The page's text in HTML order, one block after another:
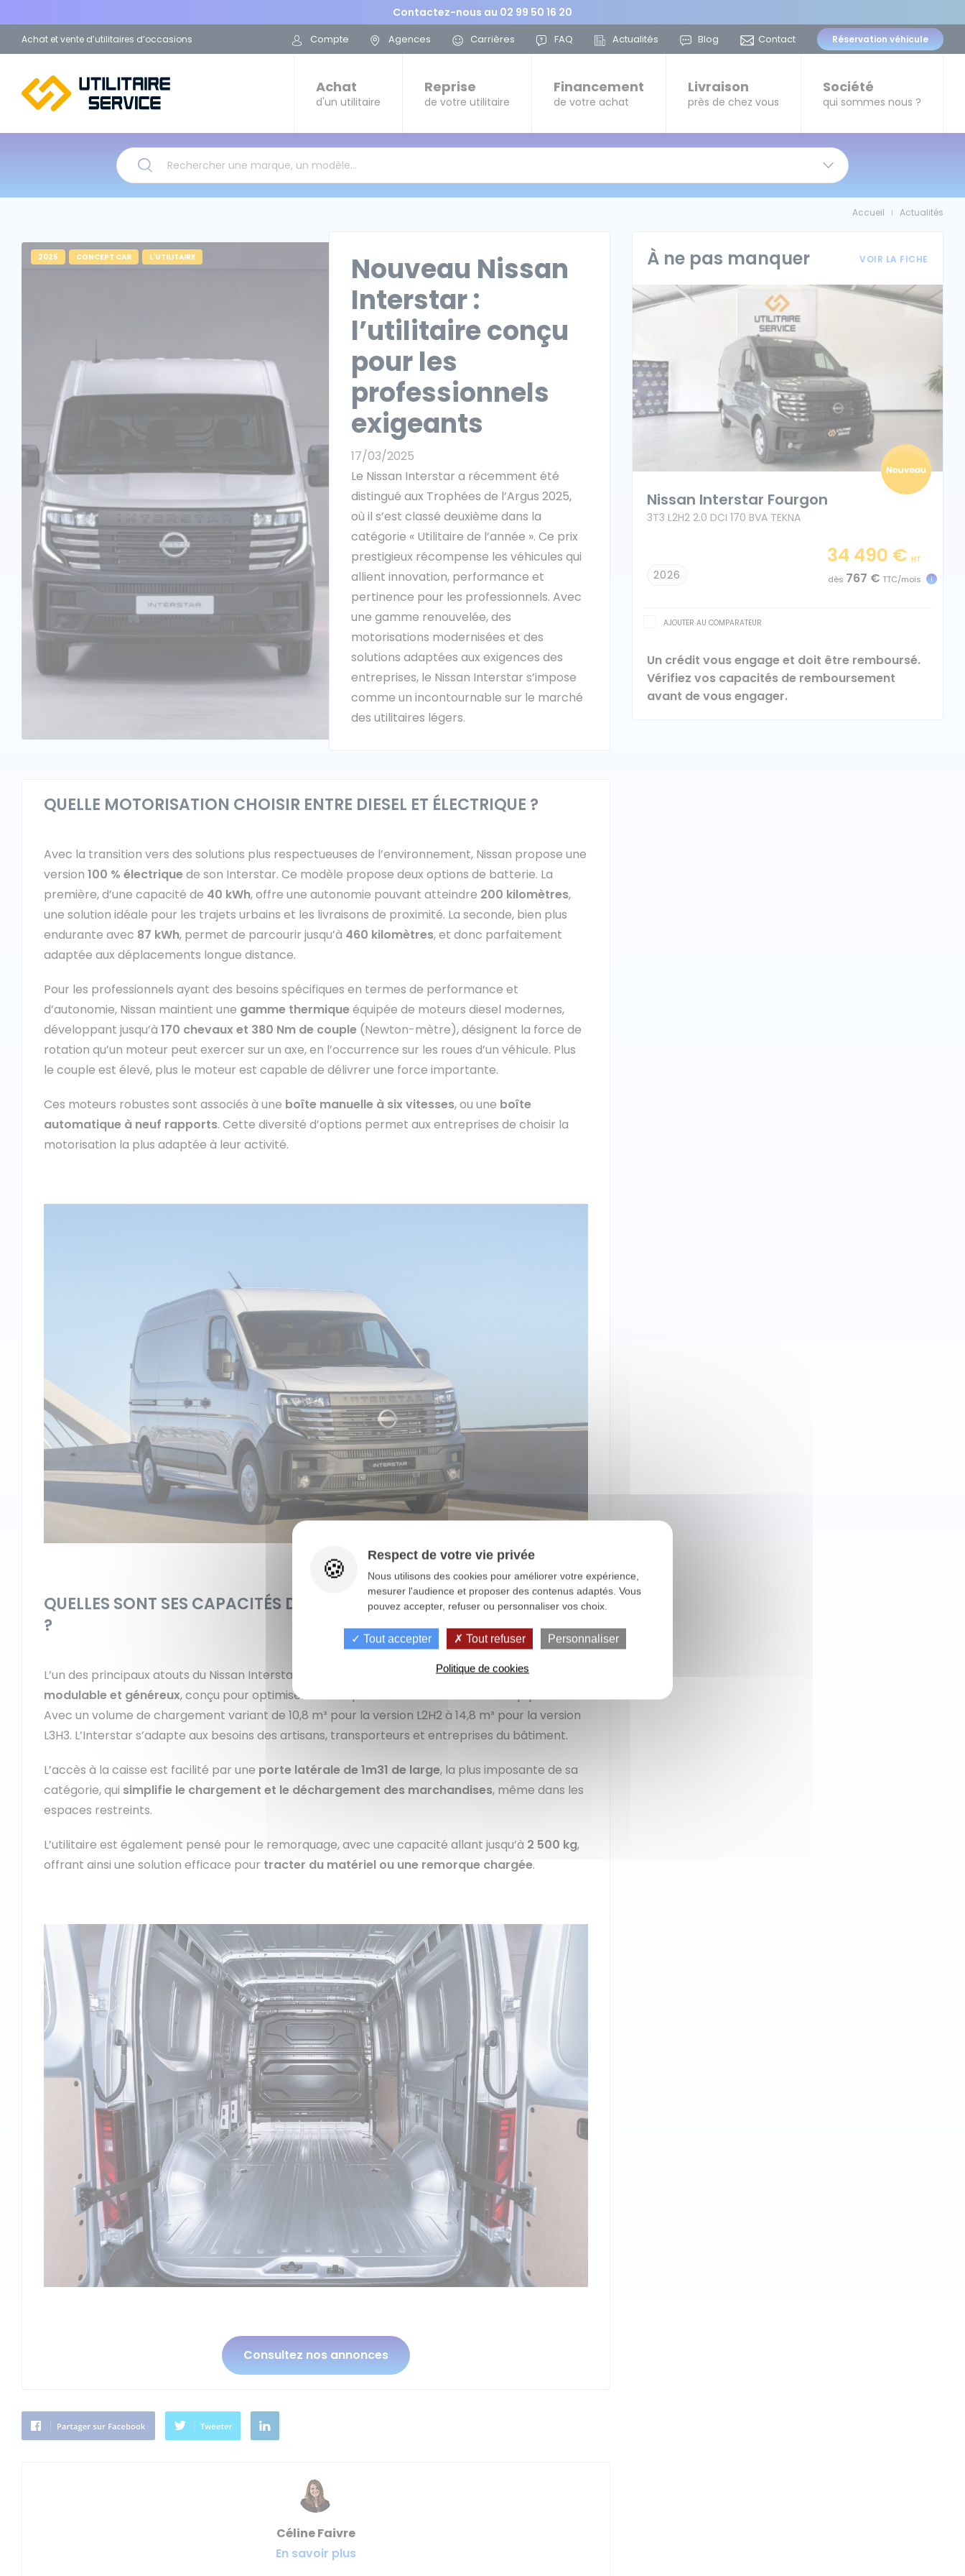
Contactez-nous au 02 99 50 16 20
Achat et vente d’utilitaires d’occasions Compte Agences Carrières FAQ Actualités Blog Contact Réservation véhicule
Achat
d'un utilitaire
Reprise
de votre utilitaire
Financement
de votre achat
Livraison
près de chez vous
Société
qui sommes nous ?
Rechercher une marque, un modèle…
Accueil Actualités
Nouveau Nissan
Interstar :
l’utilitaire conçu
pour les
professionnels
exigeants
17/03/2025
Le Nissan Interstar a récemment été
distingué aux Trophées de l’Argus 2025,
où il s’est classé deuxième dans la
catégorie « Utilitaire de l’année ». Ce prix
prestigieux récompense les véhicules qui
allient innovation, performance et
pertinence pour les professionnels. Avec
une gamme renouvelée, des
motorisations modernisées et des
solutions adaptées aux exigences des
entreprises, le Nissan Interstar s’impose
comme un incontournable sur le marché
des utilitaires légers.
2025 CONCEPT CAR L'UTILITAIRE
QUELLE MOTORISATION CHOISIR ENTRE DIESEL ET ÉLECTRIQUE ?
Avec la transition vers des solutions plus respectueuses de l’environnement, Nissan propose une
version 100 % électriquede son Interstar. Ce modèle propose deux options de batterie. La
première, d’une capacité de 40 kWh, offre une autonomie pouvant atteindre 200 kilomètres,
une solution idéale pour les trajets urbains et les livraisons de proximité. La seconde, bien plus
endurante avec 87 kWh, permet de parcourir jusqu’à 460 kilomètres, et donc parfaitement
adaptée aux déplacements longue distance.
Pour les professionnels ayant des besoins spécifiques en termes de performance et
d’autonomie, Nissan maintient une gamme thermiqueéquipée de moteurs diesel modernes,
développant jusqu’à 170 chevaux et 380 Nm de couple (Newton-mètre), désignent la force de
rotation qu’un moteur peut exercer sur un axe, en l’occurrence sur les roues d’un véhicule. Plus
le couple est élevé, plus le moteur est capable de délivrer une force importante.
Ces moteurs robustes sont associés à une boîte manuelle à six vitesses, ou une boîte
automatique à neuf rapports. Cette diversité d’options permet aux entreprises de choisir la
motorisation la plus adaptée à leur activité.
QUELLES SONT SES CAPACITÉS DE CHARGEMENT ET DE REMORQUAGE
?
L’un des principaux atouts du Nissan Interstar réside dans son
espace de chargement
modulable et généreux, conçu pour optimiser le transport de marchandises et d’équipements.
Avec un volume de chargement variant de 10,8 m³ pour la version L2H2 à 14,8 m³ pour la version
L3H3. L’Interstar s’adapte aux besoins des artisans, transporteurs et entreprises du bâtiment.
L’accès à la caisse est facilité par une porte latérale de 1m31 de large, la plus imposante de sa
catégorie, qui simplifie le chargement et le déchargement des marchandises, même dans les
espaces restreints.
L’utilitaire est également pensé pour le remorquage, avec une capacité allant jusqu’à 2 500 kg,
offrant ainsi une solution efficace pour tracter du matériel ou une remorque chargée.
Consultez nos annonces
Céline Faivre
En savoir plus
À ne pas manquer VOIR LA FICHE
Nissan Interstar Fourgon
3T3 L2H2 2.0 DCI 170 BVA TEKNA
2026
34 490 € HT
dès 767 € TTC/mois
AJOUTER AU COMPARATEUR
Un crédit vous engage et doit être remboursé.
Vérifiez vos capacités de remboursement
avant de vous engager.
Respect de votre vie privée
Nous utilisons des cookies pour améliorer votre expérience,
mesurer l'audience et proposer des contenus adaptés. Vous
pouvez accepter, refuser ou personnaliser vos choix.
Tout accepter Tout refuser Personnaliser
Politique de cookies